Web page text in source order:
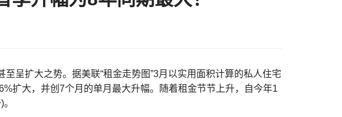
呈扩大之势。据美联“租金走势图”3月以实用面积计算的私人住宅
扩大，并创7个月的单月最大升幅。随着租金节节上升，自今年1